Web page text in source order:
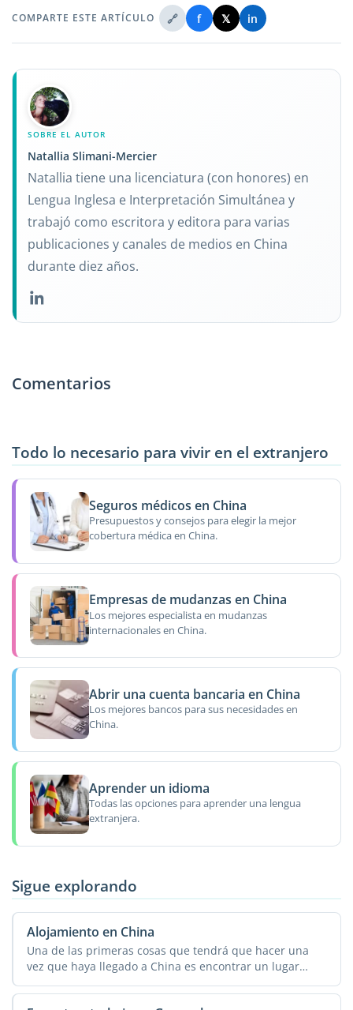
COMPARTE ESTE ARTÍCULO 🔗 f 𝕏 in
SOBRE EL AUTOR
Natallia Slimani-Mercier
Natallia tiene una licenciatura (con honores) en
Lengua Inglesa e Interpretación Simultánea y
trabajó como escritora y editora para varias
publicaciones y canales de medios en China
durante diez años.
Comentarios
Todo lo necesario para vivir en el extranjero
Seguros médicos en China
Presupuestos y consejos para elegir la mejor
cobertura médica en China.
Empresas de mudanzas en China
Los mejores especialista en mudanzas
internacionales en China.
Abrir una cuenta bancaria en China
Los mejores bancos para sus necesidades en
China.
Aprender un idioma
Todas las opciones para aprender una lengua
extranjera.
Sigue explorando
Alojamiento en China
Una de las primeras cosas que tendrá que hacer una
vez que haya llegado a China es encontrar un lugar
donde ...